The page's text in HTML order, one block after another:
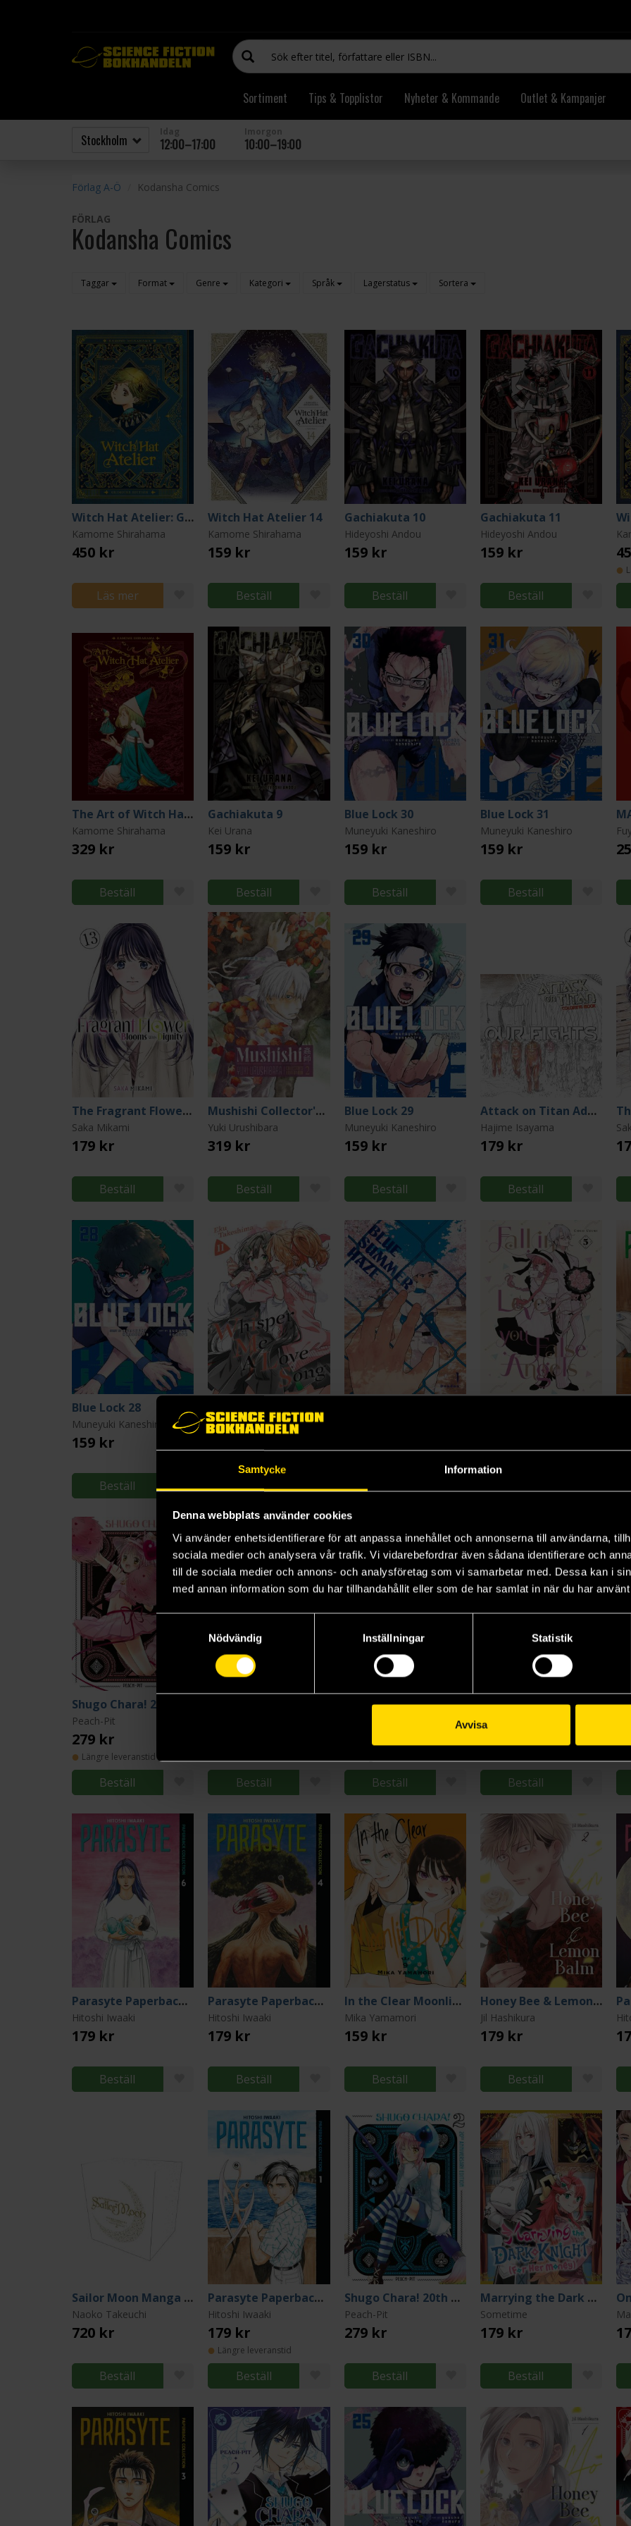
Samtycke Information
Denna webbplats använder cookies
Vi använder enhetsidentifierare för att anpassa innehållet och annonserna till användarna,
sociala medier och analysera vår trafik. Vi vidarebefordrar även sådana identifierare och
till de sociala medier och annons- och analysföretag som vi samarbetar med. Dessa kan i
med annan information som du har tillhandahållit eller som de har samlat in när du har
Samtyckesval
Nödvändig
Inställningar Statistik
Avvisa
Sortiment Tips & Topplistor Nyheter & Kommande Outlet & Kampanjer
12:00–17:00 10:00–19:00
Förlag A-Ö Kodansha Comics
FÖRLAG
Kodansha Comics
Taggar Format Genre Kategori Språk Lagerstatus Sortera
Witch Hat Atelier: Grimoire Edition 1
Kamome Shirahama
450 kr
Läs mer
Witch Hat Atelier 14
Kamome Shirahama
159 kr
Beställ
Gachiakuta 10
Hideyoshi Andou
159 kr
Beställ
Gachiakuta 11
Hideyoshi Andou
159 kr
Beställ
The Art of Witch Hat Atelier
Kamome Shirahama
329 kr
Beställ
Gachiakuta 9
Kei Urana
159 kr
Beställ
Blue Lock 30
Muneyuki Kaneshiro
159 kr
Beställ
Blue Lock 31
Muneyuki Kaneshiro
159 kr
Beställ
The Fragrant Flower Blooms With Dignity 13
Saka Mikami
179 kr
Beställ
Mushishi Collector's Edition 2
Yuki Urushibara
319 kr
Beställ
Blue Lock 29
Muneyuki Kaneshiro
159 kr
Beställ
Attack on Titan Adult Coloring Book Our Fights
Hajime Isayama
179 kr
Beställ
Blue Lock 28
Muneyuki Kaneshiro
159 kr
Beställ
Eku Takeshima
Beställ
Peach-Pit
279 kr
Längre leveranstid
Beställ Beställ
The Fragrant Flower Blooms With Dignity 11
179 kr
Beställ
That Time I Got Reincarnated as a Slime 29
Fuse
Beställ
Parasyte Paperback Collection 6
Hitoshi Iwaaki
179 kr
Beställ
Parasyte Paperback Collection 4
Hitoshi Iwaaki
179 kr
Beställ
In the Clear Moonlit Dusk 9
Mika Yamamori
159 kr
Beställ
Honey Bee & Lemon Balm 2
Jil Hashikura
179 kr
Beställ
Sailor Moon Manga Box Set 2 (Naoko Takeuchi Collection)
Naoko Takeuchi
720 kr
Beställ
Parasyte Paperback Collection 1
Hitoshi Iwaaki
179 kr
Längre leveranstid
Beställ
Shugo Chara! 20th Anniversary Edition 2
Peach-Pit
279 kr
Beställ
Marrying the Dark Knight (For Her Money) 1
Sometime
179 kr
Beställ